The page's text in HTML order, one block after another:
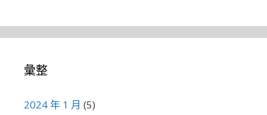
彙整
2024 年 1 月 (5)